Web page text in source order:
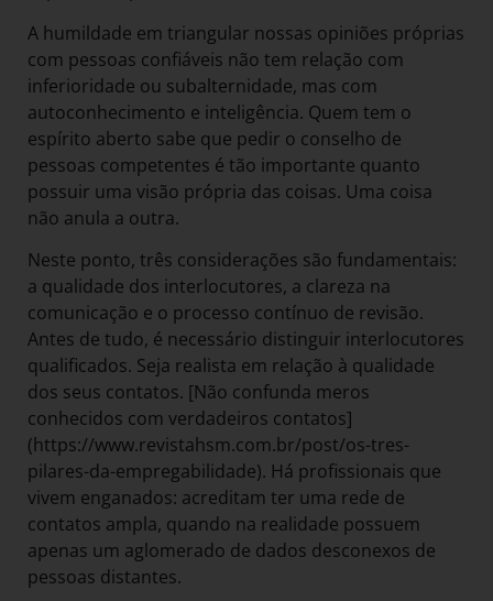
A humildade em triangular nossas opiniões próprias
com pessoas confiáveis não tem relação com
inferioridade ou subalternidade, mas com
autoconhecimento e inteligência. Quem tem o
espírito aberto sabe que pedir o conselho de
pessoas competentes é tão importante quanto
possuir uma visão própria das coisas. Uma coisa
não anula a outra.
Neste ponto, três considerações são fundamentais:
a qualidade dos interlocutores, a clareza na
comunicação e o processo contínuo de revisão.
Antes de tudo, é necessário distinguir interlocutores
qualificados. Seja realista em relação à qualidade
dos seus contatos. [Não confunda meros
conhecidos com verdadeiros contatos]
(https://www.revistahsm.com.br/post/os-tres-
pilares-da-empregabilidade). Há profissionais que
vivem enganados: acreditam ter uma rede de
contatos ampla, quando na realidade possuem
apenas um aglomerado de dados desconexos de
pessoas distantes.